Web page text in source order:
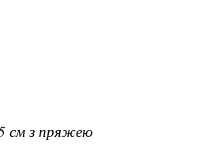
см з пряжею